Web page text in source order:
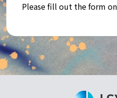
Please fill out the form